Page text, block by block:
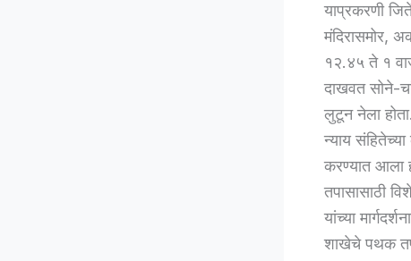
याप्रकरणी
मंदिरासमोर,
१२.४५ ते १
दाखवत सोने-
लुटून नेला
न्याय
करण्यात आला
तपासासाठी
यांच्या
शाखेचे पथक